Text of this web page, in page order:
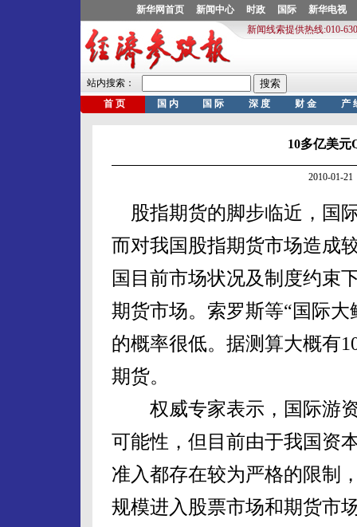
10多亿美
2010-01-
股指期货的脚步临近，国
而对我国股指期货市场造成
国目前市场状况及制度约束
期货市场。索罗斯等“国际
的概率很低。据测算大概有
期货。
权威专家表示，国际游资
可能性，但目前由于我国资
准入都存在较为严格的限制
规模进入股票市场和期货市